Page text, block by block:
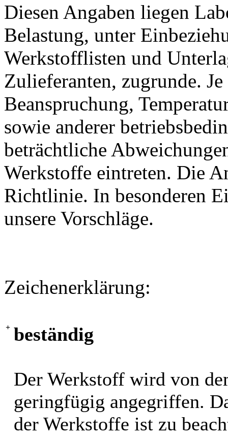
Diesen Angaben liegen
Belastung, unter
Werkstofflisten und
Zulieferanten, zugrunde.
Beanspruchung,
sowie anderer
beträchtliche
Werkstoffe eintreten. Die
Richtlinie. In besonderen
unsere Vorschläge.
Zeichenerklärung:
+ beständig
Der Werkstoff wird von
geringfügig angegriffen.
der Werkstoffe ist zu